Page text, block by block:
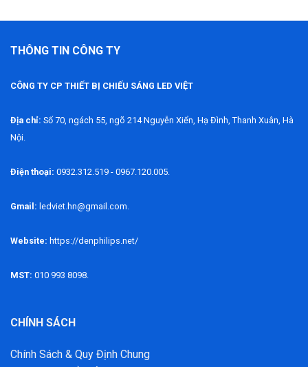
THÔNG TIN CÔNG TY
CÔNG TY CP THIẾT BỊ CHIẾU SÁNG LED VIỆT
Địa chỉ: Số 70, ngách 55, ngõ 214 Nguyễn Xiển, Hạ Đình, Thanh Xuân, Hà
Nội.
Điện thoại: 0932.312.519 - 0967.120.005.
Gmail: ledviet.hn@gmail.com.
Website: https://denphilips.net/
MST: 010 993 8098.
CHÍNH SÁCH
Chính Sách & Quy Định Chung